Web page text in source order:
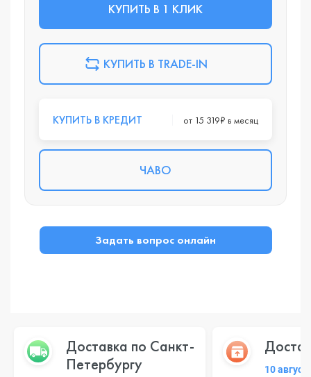
КУПИТЬ В 1 КЛИК
КУПИТЬ В TRADE-IN
КУПИТЬ В КРЕДИТ от 15 319₽ в месяц
ЧАВО
Задать вопрос онлайн
Доставка по Санкт-
Петербургу
10